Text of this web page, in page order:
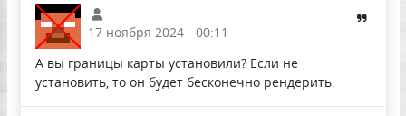
17 ноября 2024 - 00:11
А вы границы карты установили? Если не
установить, то он будет бесконечно рендерить.